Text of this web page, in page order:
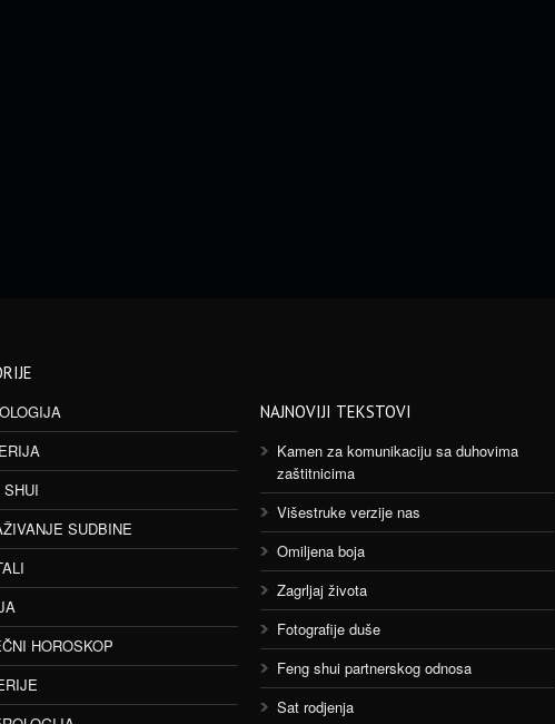
SUDBINE
HOROSKOP
NAJNOVIJI TEKSTOVI
Kamen za komunikaciju sa duhovima
zaštitnicima
Višestruke verzije nas
Omiljena boja
Zagrljaj života
Fotografije duše
Feng shui partnerskog odnosa
Sat rodjenja